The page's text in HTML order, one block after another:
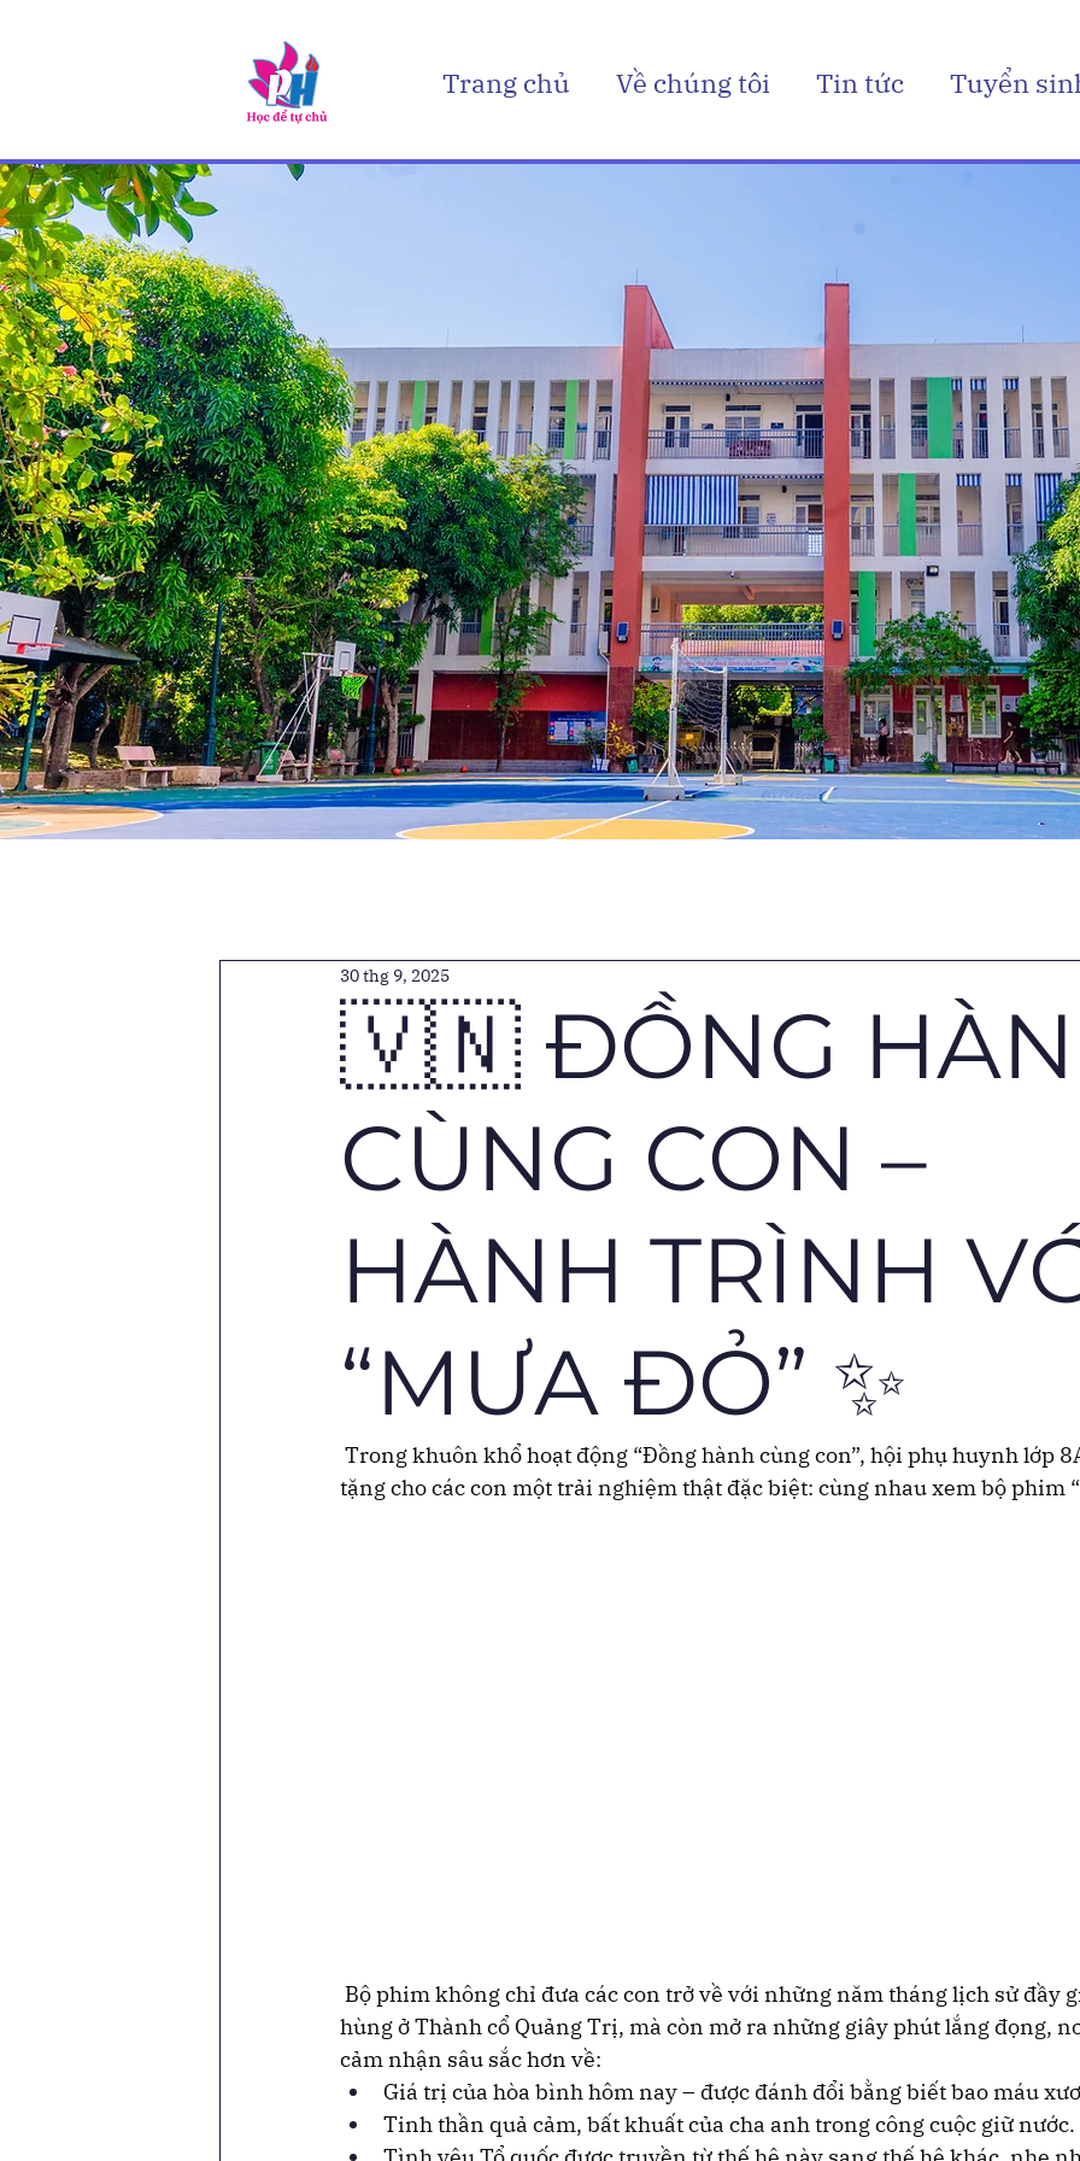
Trang chủ Về chúng tôi Tin tức Tuyển
🇻🇳 ĐỒNG
CÙNG CON –
HÀNH TRÌNH
“MƯA ĐỎ” ✨
30 thg 9, 2025
Trong khuôn khổ hoạt động “Đồng hành cùng con”, hội phụ huynh lớp
tặng cho các con một trải nghiệm thật đặc biệt: cùng nhau xem bộ phim
Bộ phim không chỉ đưa các con trở về với những năm tháng lịch sử đầy
hùng ở Thành cổ Quảng Trị, mà còn mở ra những giây phút lắng đọng,
cảm nhận sâu sắc hơn về:
Giá trị của hòa bình hôm nay – được đánh đổi bằng biết bao máu
Tinh thần quả cảm, bất khuất của cha anh trong công cuộc giữ nước.